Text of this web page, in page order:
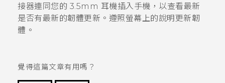
接器連同您的 3.5mm 耳機插入手機，以查看最新
是否有最新的韌體更新。遵照螢幕上的說明更新韌
體。
覺得這篇文章有用嗎？